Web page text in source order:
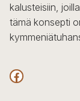
kalusteisiin,
tämä konsepti
Facebook